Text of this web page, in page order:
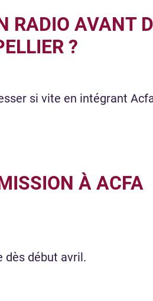
RADIO AVANT
?
si vite en intégrant
À ACFA
dès début avril.